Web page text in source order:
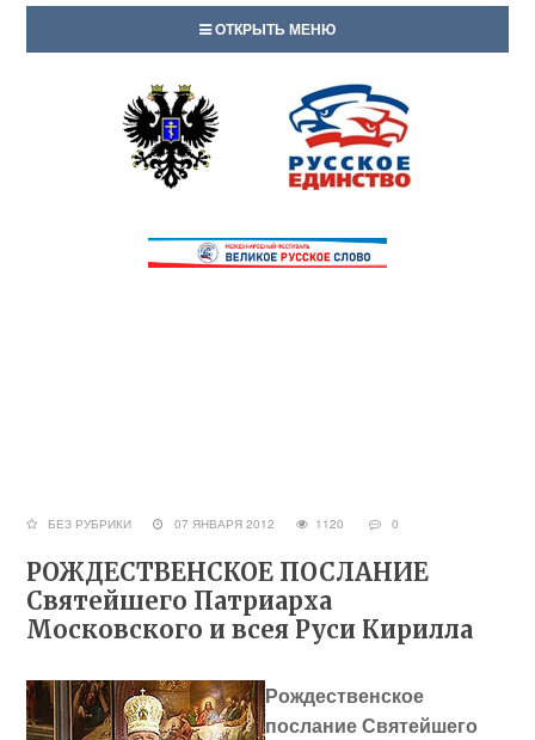
ОТКРЫТЬ МЕНЮ
БЕЗ РУБРИКИ 07 ЯНВАРЯ 2012 1120 0
РОЖДЕСТВЕНСКОЕ ПОСЛАНИЕ
Святейшего Патриарха
Московского и всея Руси Кирилла
Рождественское
послание Святейшего